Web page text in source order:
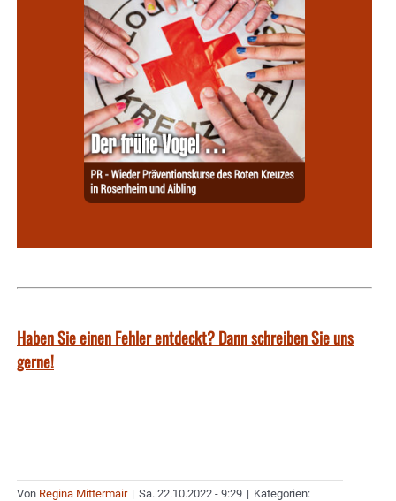
Haben Sie einen Fehler entdeckt? Dann schreiben Sie uns
gerne!
Von Regina Mittermair | Sa. 22.10.2022 - 9:29 | Kategorien: